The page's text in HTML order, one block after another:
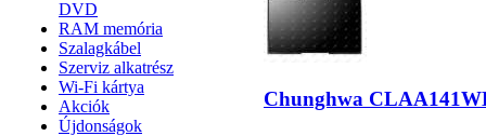
DVD
RAM memória
Szalagkábel
Szerviz alkatrész
Wi-Fi kártya
Akciók
Újdonságok
Chunghwa